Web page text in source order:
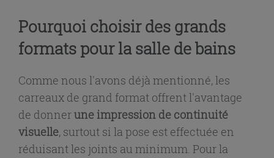
Pourquoi choisir des grands
formats pour la salle de bains
Comme nous l'avons déjà mentionné, les
carreaux de grand format offrent l'avantage
de donnerune impression de continuité
visuelle, surtout si la pose est effectuée en
réduisant les joints au minimum. Pour la